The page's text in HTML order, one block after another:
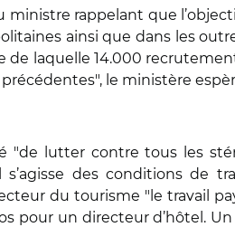
ministre rappelant que
ainsi que dans les
de laquelle 14.000
le ministère
"de lutter contre tous les
des conditions de
du tourisme "le travail
pour un directeur d’hôtel.